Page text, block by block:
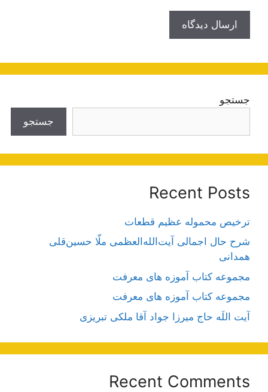
جستجو
جستجو
Recent Posts
ترخیص محموله عظیم قطعات
شرح حال اجمالی آیت‌الله‌العظمی ملّا حسین‌قلی
همدانی
مجموعه کتاب آموزه های معرفت
مجموعه کتاب آموزه های معرفت
آیت اللَه حاج میرزا جواد آقا ملکی تبریزی
Recent Comments